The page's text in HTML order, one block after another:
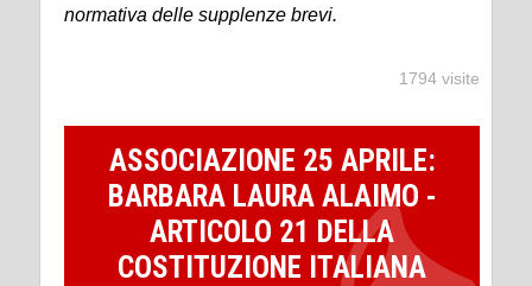
normativa delle supplenze brevi.
1794 visite
ASSOCIAZIONE 25 APRILE:
BARBARA LAURA ALAIMO -
ARTICOLO 21 DELLA
COSTITUZIONE ITALIANA